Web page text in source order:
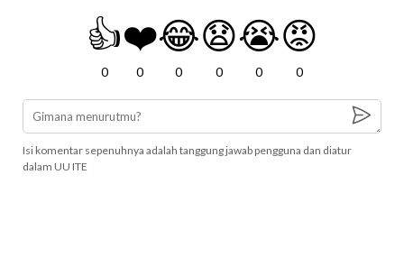
👍
0
❤️
0
😂
0
😧
0
😭
0
😡
0
Isi komentar sepenuhnya adalah tanggung jawab pengguna dan diatur
dalam UU ITE